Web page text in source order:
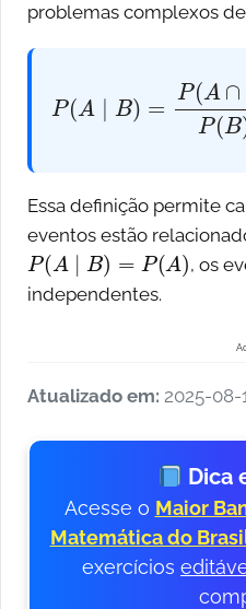
problemas complexos
(A ∩ B)
Essa definição permite
eventos estão
P(A ∣ B )=P , os
independentes.
Atualizado em: 2025-08-
Dica
Acesse o Maior
Matemática do
exercícios